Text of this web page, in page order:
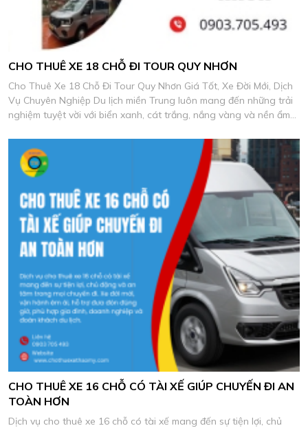
CHO THUÊ XE 18 CHỖ ĐI TOUR QUY NHƠN
Cho Thuê Xe 18 Chỗ Đi Tour Quy Nhơn Giá Tốt, Xe Đời Mới, Dịch
Vụ Chuyên Nghiệp Du lịch miền Trung luôn mang đến những trải
nghiệm tuyệt vời với biển xanh, cát trắng, nắng vàng và nền ẩm
CHO THUÊ XE 16 CHỖ CÓ TÀI XẾ GIÚP CHUYẾN ĐI AN
TOÀN HƠN
Dịch vụ cho thuê xe 16 chỗ có tài xế mang đến sự tiện lợi, chủ